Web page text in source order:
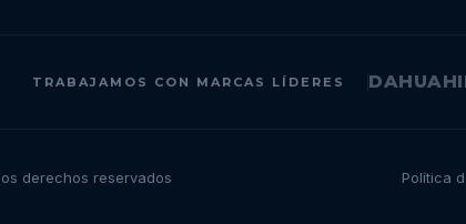
TRABAJAMOS CON MARCAS LÍDERES DAHUA
derechos reservados Política